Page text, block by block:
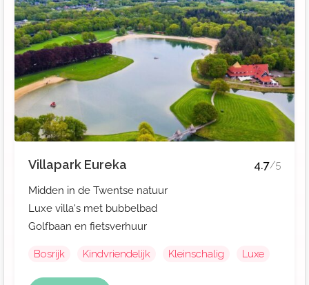
Villapark Eureka 4.7/5
Midden in de Twentse natuur
Luxe villa's met bubbelbad
Golfbaan en fietsverhuur
Bosrijk Kindvriendelijk Kleinschalig Luxe